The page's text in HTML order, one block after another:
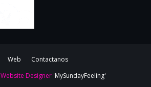
Web
Contactanos
Website Designer 'MySundayFeeling'